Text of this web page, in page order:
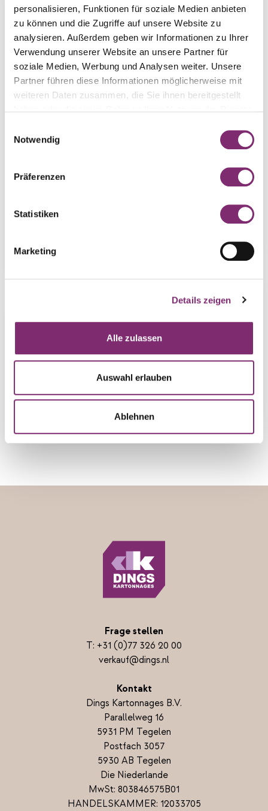
personalisieren, Funktionen für soziale Medien anbieten
zu können und die Zugriffe auf unsere Website zu
analysieren. Außerdem geben wir Informationen zu Ihrer
Verwendung unserer Website an unsere Partner für
soziale Medien, Werbung und Analysen weiter. Unsere
Partner führen diese Informationen möglicherweise mit
weiteren Daten zusammen, die Sie ihnen bereitgestellt
Notwendig
Präferenzen
Statistiken
Marketing
Details zeigen
Alle zulassen
Auswahl erlauben
Ablehnen
Kontakt
Sind Sie auf der Suche nach unverbindlicher, fairer
Beratung oder wünschen Sie ein konkretes
Angebot? Möchten Sie die Möglichkeiten mit uns
besprechen? Wir denken gerne mit Ihnen über
uns an, welche Verpackung, welches Design,
welches Material und welche Auflage am besten
Mail, rufen Sie uns an oder vereinbaren Sie einen
Termin für einen Besuch in unserer Kartonfabrik in
Frage stellen
T: +31 (0)77 326 20 00
verkauf@dings.nl
Kontakt
Dings Kartonnages B.V.
Parallelweg 16
5931 PM Tegelen
Postfach 3057
5930 AB Tegelen
Die Niederlande
MwSt: 803846575B01
HANDELSKAMMER: 12033705